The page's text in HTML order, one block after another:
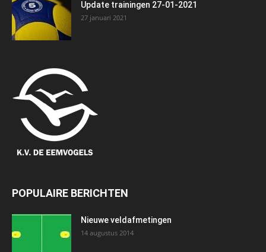
Update trainingen 27-01-2021
27 januari 2021
POPULAIRE BERICHTEN
Nieuwe veldafmetingen
14 augustus 2014